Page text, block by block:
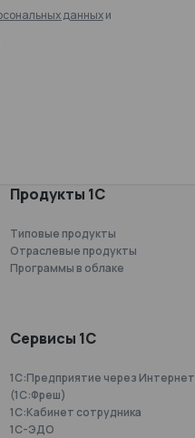
данныхи
Продукты 1С
Типовые продукты
Отраслевые продукты
Программы в облаке
Сервисы 1С
1С:Предприятие через Интернет
(1С:Фреш)
1С:Кабинет сотрудника
1С-ЭДО